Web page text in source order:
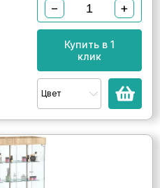
− +
Купить в 1
клик
Цвет